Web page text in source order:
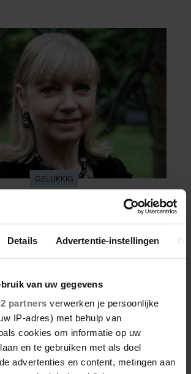
Details Advertentie-instellingen
van uw gegevens
partners verwerken je persoonlijke
IP-adres) met behulp van
cookies om informatie op uw
en te gebruiken met als doel
advertenties en content, metingen aan
de mensen zijn.
GELUKKIG
zangeres Jerney Kaagman
is op 79-jarige leeftijd
nabestaanden maakten het